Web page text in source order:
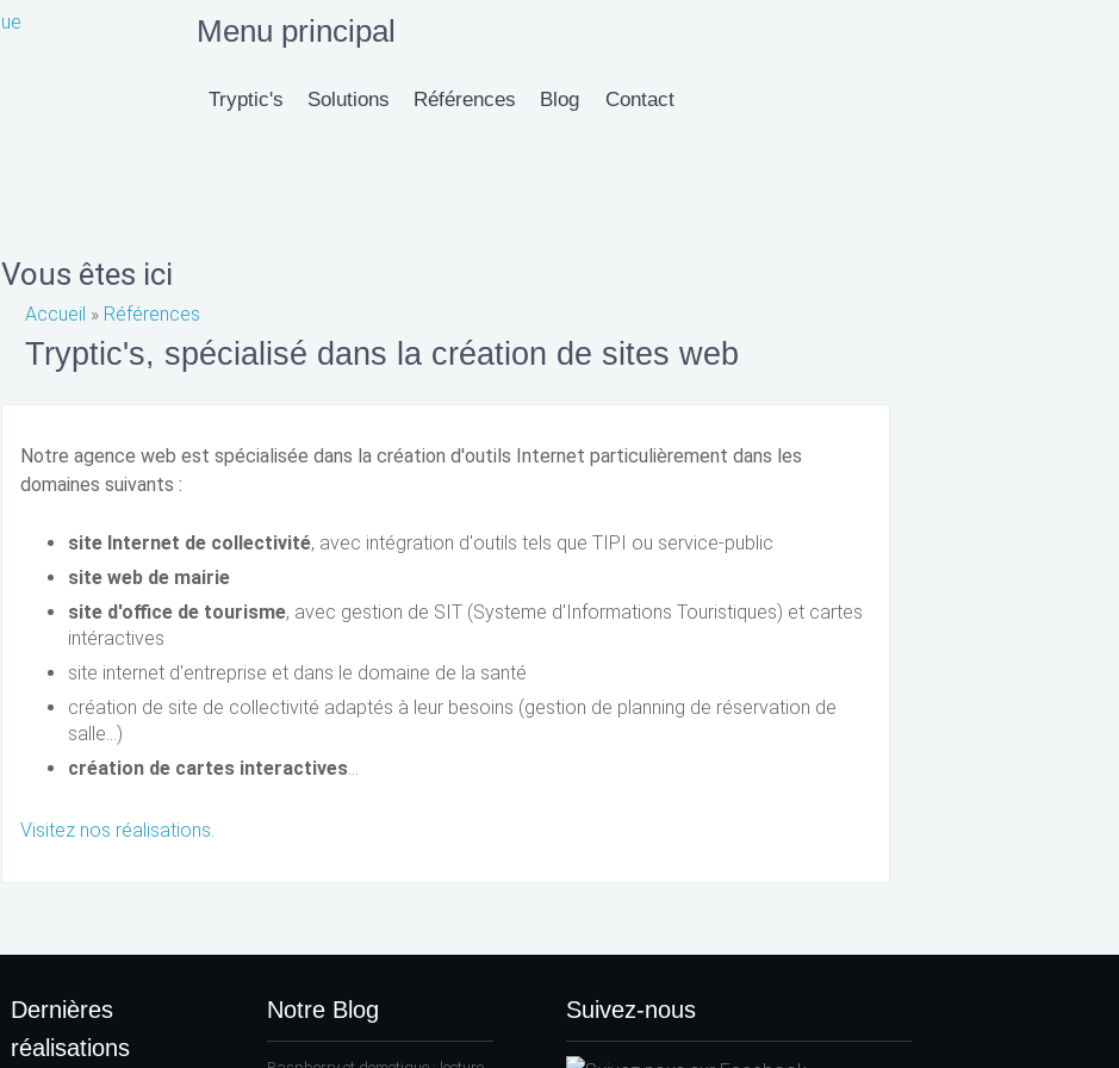
Menu principal
Tryptic's Solutions Références Blog Contact
Vous êtes ici
Accueil » Références
Tryptic's, spécialisé dans la création de sites web
Notre agence web est spécialisée dans la création d'outils Internet particulièrement dans les
domaines suivants :
site Internet de collectivité, avec intégration d'outils tels que TIPI ou service-public
site web de mairie
site d'office de tourisme, avec gestion de SIT (Systeme d'Informations Touristiques) et cartes
intéractives
site internet d'entreprise et dans le domaine de la santé
création de site de collectivité adaptés à leur besoins (gestion de planning de réservation de
salle...)
création de cartes interactives...
Visitez nos réalisations.
Dernières
réalisations
Notre Blog Suivez-nous